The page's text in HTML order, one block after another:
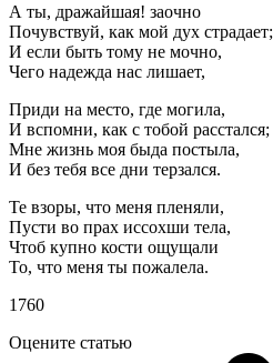
А ты, дражайшая! заочно
Почувствуй, как мой дух страдает;
И если быть тому не мочно,
Чего надежда нас лишает,
Приди на место, где могила,
И вспомни, как с тобой расстался;
Мне жизнь моя быда постыла,
И без тебя все дни терзался.
Те взоры, что меня пленяли,
Пусти во прах иссохши тела,
Чтоб купно кости ощущали
То, что меня ты пожалела.
1760
Оцените статью